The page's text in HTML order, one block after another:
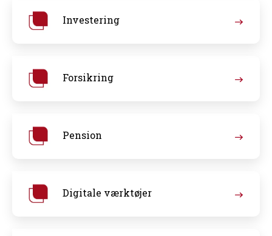
Investering
Forsikring
Pension
Digitale værktøjer